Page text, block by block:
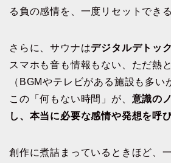
る負の感情を、一度リセットでき
さらに、サウナはデジタルデトッ
スマホも音も情報もない、ただ熱
（BGMやテレビがある施設も多い
この「何もない時間」が、 意識の
し、本当に必要な感情や発想を呼
創作に煮詰まっているときほど、